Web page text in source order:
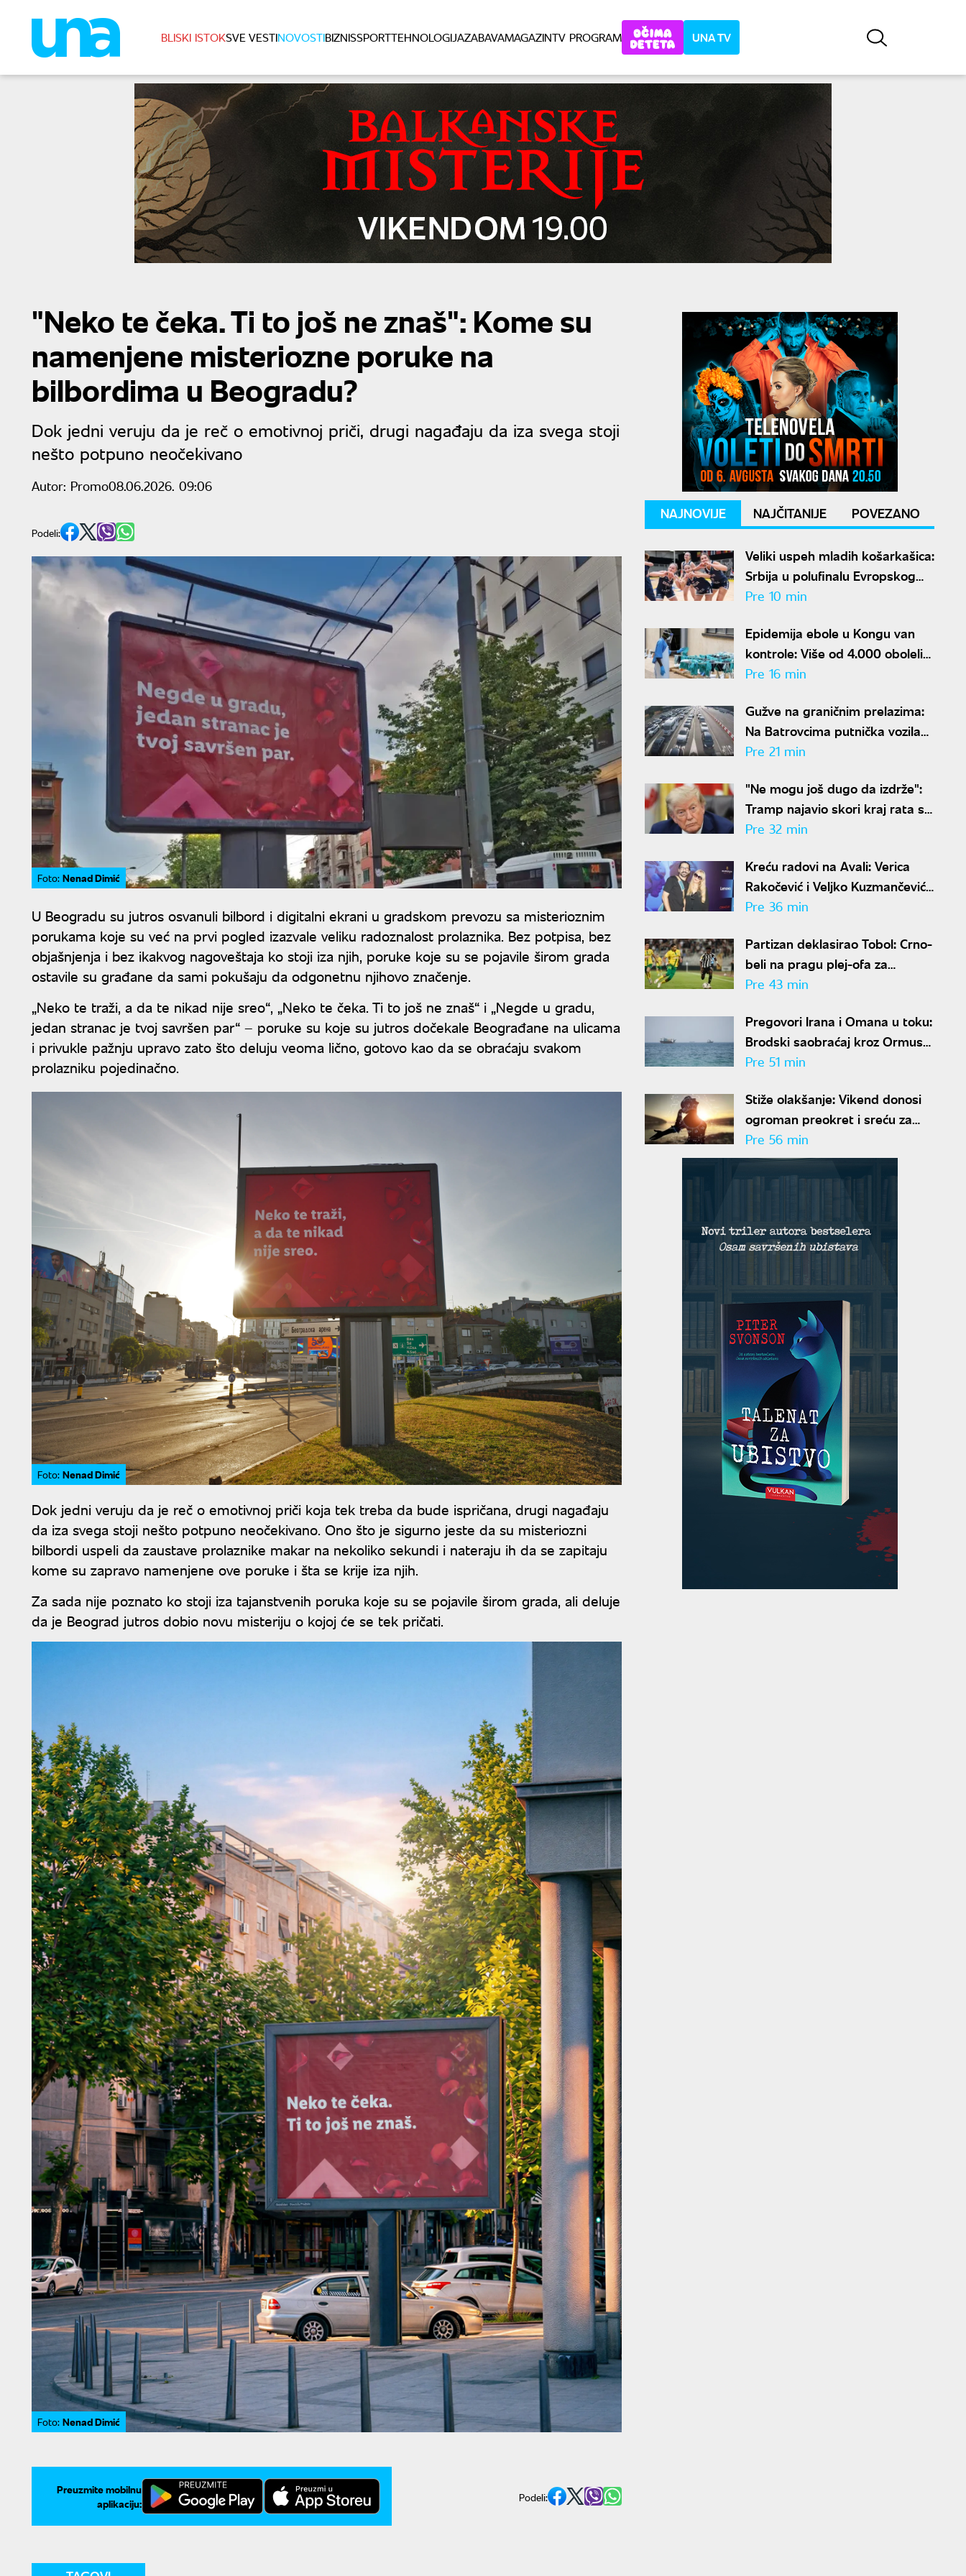
BLISKI ISTOKSVE VESTINOVOSTIBIZNISSPORTTEHNOLOGIJAZABAVAMAGAZINTV PROGRAM UNA TV
"Neko te čeka. Ti to još ne znaš": Kome su
namenjene misteriozne poruke na
bilbordima u Beogradu?
Dok jedni veruju da je reč o emotivnoj priči, drugi nagađaju da iza svega stoji
nešto potpuno neočekivano
Autor: Promo08.06.2026. 09:06
Podeli:
Foto: Nenad Dimić
U Beogradu su jutros osvanuli bilbord i digitalni ekrani u gradskom prevozu sa misterioznim
porukama koje su već na prvi pogled izazvale veliku radoznalost prolaznika. Bez potpisa, bez
objašnjenja i bez ikakvog nagoveštaja ko stoji iza njih, poruke koje su se pojavile širom grada
ostavile su građane da sami pokušaju da odgonetnu njihovo značenje.
„Neko te traži, a da te nikad nije sreo“, „Neko te čeka. Ti to još ne znaš“ i „Negde u gradu,
jedan stranac je tvoj savršen par“ – poruke su koje su jutros dočekale Beograđane na ulicama
i privukle pažnju upravo zato što deluju veoma lično, gotovo kao da se obraćaju svakom
prolazniku pojedinačno.
Foto: Nenad Dimić
Dok jedni veruju da je reč o emotivnoj priči koja tek treba da bude ispričana, drugi nagađaju
da iza svega stoji nešto potpuno neočekivano. Ono što je sigurno jeste da su misteriozni
bilbordi uspeli da zaustave prolaznike makar na nekoliko sekundi i nateraju ih da se zapitaju
kome su zapravo namenjene ove poruke i šta se krije iza njih.
Za sada nije poznato ko stoji iza tajanstvenih poruka koje su se pojavile širom grada, ali deluje
da je Beograd jutros dobio novu misteriju o kojoj će se tek pričati.
Foto: Nenad Dimić
Preuzmite mobilnu
aplikaciju:
Podeli:
NAJNOVIJE NAJČITANIJE POVEZANO
Veliki uspeh mladih košarkašica:
Srbija u polufinalu Evropskog
prvenstva
Pre 10 min
Epidemija ebole u Kongu van
kontrole: Više od 4.000 obolelih,
stopa smrtnosti skočila na
Pre 16 min
Gužve na graničnim prelazima:
Na Batrovcima putnička vozila
čekaju četiri sata na izlaz
Pre 21 min
"Ne mogu još dugo da izdrže":
Tramp najavio skori kraj rata sa
Iranom
Pre 32 min
Kreću radovi na Avali: Verica
Rakočević i Veljko Kuzmančević
renoviraju luksuzno imanje, a
Pre 36 min
Partizan deklasirao Tobol: Crno-
beli na pragu plej-ofa za
plasman u Ligu konferencije
Pre 43 min
Pregovori Irana i Omana u toku:
Brodski saobraćaj kroz Ormuski
moreuz smanjen
Pre 51 min
Stiže olakšanje: Vikend donosi
ogroman preokret i sreću za
ova tri horoskopska znaka
Pre 56 min